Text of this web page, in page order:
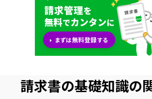
請求書の基礎知識の